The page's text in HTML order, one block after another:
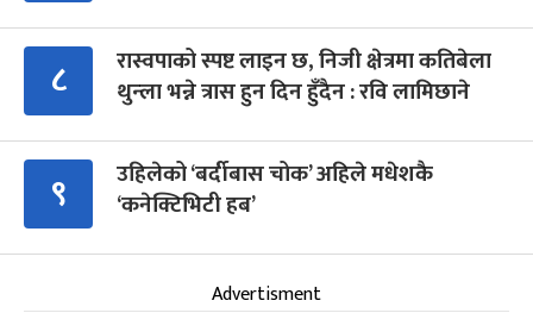
८
रास्वपाको स्पष्ट लाइन छ, निजी क्षेत्रमा कतिबेला
थुन्ला भन्ने त्रास हुन दिन हुँदैन : रवि लामिछाने
९
उहिलेको ‘बर्दीबास चोक’ अहिले मधेशकै
‘कनेक्टिभिटी हब’
Advertisment